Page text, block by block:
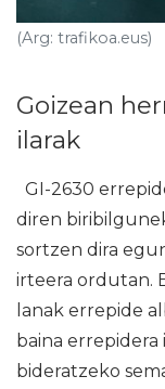
(Arg: trafikoa.eus)
Goizean
ilarak
GI-2630
diren
sortzen dira
irteera ordutan.
lanak errepide
baina errepidera
bideratzeko